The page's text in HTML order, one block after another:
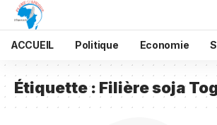
ACCUEIL Politique Economie
Étiquette : Filière soja